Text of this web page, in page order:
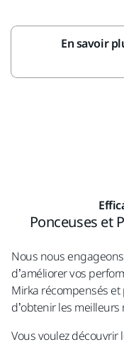
En savoir
Ponceuses et
Nous nous
d’améliorer vos
Mirka récompensés
d’obtenir les
Vous voulez découvrir